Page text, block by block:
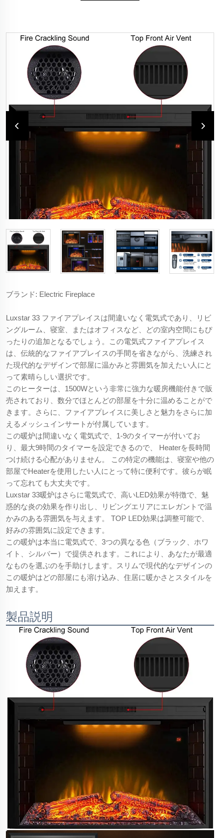
ブランド: Electric Fireplace
Luxstar 33 ファイアプレイスは間違いなく電気式であり、リビ
ングルーム、寝室、またはオフィスなど、どの室内空間にもぴ
ったりの追加となるでしょう。この電気式ファイアプレイス
は、伝統的なファイアプレイスの手間を省きながら、洗練され
た現代的なデザインで部屋に温かみと雰囲気を加えたい人にと
って素晴らしい選択です。
このヒーターは、1500Wという非常に強力な暖房機能付きで販
売されており、数分でほとんどの部屋を十分に温めることがで
きます。さらに、ファイアプレイスに美しさと魅力をさらに加
えるメッシュインサートが付属しています。
この暖炉は間違いなく電気式で、1-9のタイマーが付いてお
り、最大9時間のタイマーを設定できるので、 Heaterを長時間
つけ続ける心配がありません。 この特定の機能は、寝室や他の
部屋でHeaterを使用したい人にとって特に便利です。彼らが眠
って忘れても大丈夫です。
Luxstar 33暖炉はさらに電気式で、高いLED効果が特徴で、魅
惑的な炎の効果を作り出し、リビングエリアにエレガントで温
かみのある雰囲気を与えます。 TOP LED効果は調整可能で、
好みの雰囲気に設定できます。
この暖炉は本当に電気式で、3つの異なる色（ブラック、ホワ
イト、シルバー）で提供されます。これにより、あなたが最適
なものを選ぶのを手助けします。スリムで現代的なデザインの
この暖炉はどの部屋にも溶け込み、住居に暖かさとスタイルを
加えます。
製品説明